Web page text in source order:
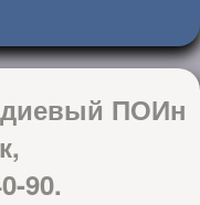
ПОИн
90.